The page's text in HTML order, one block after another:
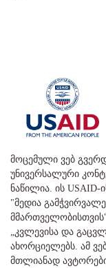
მოცემული ვებ
უნივერსალური
ნაწილია. ის
"მედია
„კვლევისა და
ახორციელებს. ამ
მთლიანად